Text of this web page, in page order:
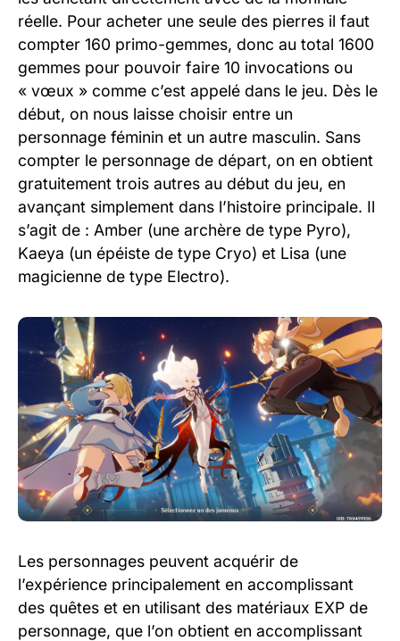
réelle. Pour acheter une seule des pierres il faut
compter 160 primo-gemmes, donc au total 1600
gemmes pour pouvoir faire 10 invocations ou
« vœux » comme c’est appelé dans le jeu. Dès le
début, on nous laisse choisir entre un
personnage féminin et un autre masculin. Sans
compter le personnage de départ, on en obtient
gratuitement trois autres au début du jeu, en
avançant simplement dans l’histoire principale. Il
s’agit de : Amber (une archère de type Pyro),
Kaeya (un épéiste de type Cryo) et Lisa (une
magicienne de type Electro).
Les personnages peuvent acquérir de
l’expérience principalement en accomplissant
des quêtes et en utilisant des matériaux EXP de
personnage, que l’on obtient en accomplissant